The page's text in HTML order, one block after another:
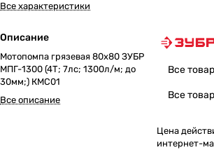
Все характеристики
Описание
Мотопомпа грязевая 80х80 ЗУБР
МПГ-1300 (4Т; 7лс; 1300л/м; до
30мм;) КМС01
Все описание
Все
Все
Цена
интернет-